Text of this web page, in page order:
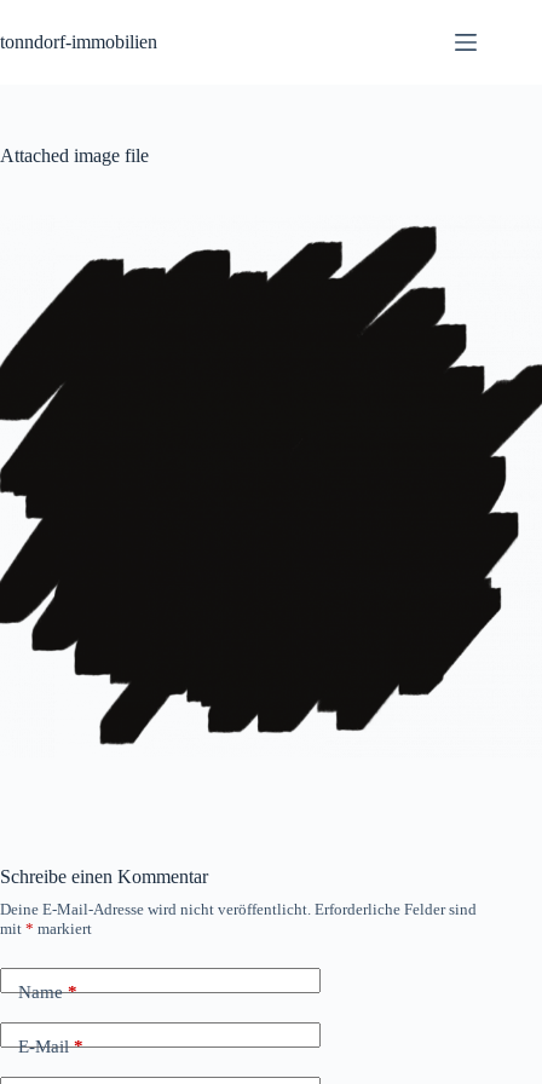
Inhalt
springen
tonndorf-immobilien
Attached image file
Schreibe einen Kommentar
Deine E-Mail-Adresse wird nicht veröffentlicht. Erforderliche Felder sind
mit * markiert
Name*
E-Mail*